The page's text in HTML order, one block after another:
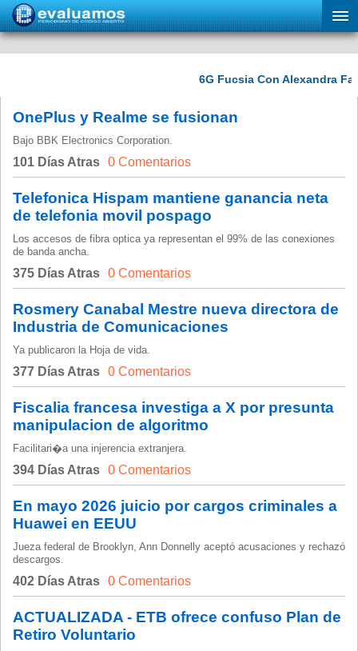
OnePlus y Realme se fusionan
Bajo BBK Electronics Corporation.
101 Días Atras 0 Comentarios
Telefonica Hispam mantiene ganancia neta
de telefonia movil pospago
Los accesos de fibra optica ya representan el 99% de las conexiones
de banda ancha.
375 Días Atras 0 Comentarios
Rosmery Canabal Mestre nueva directora de
Industria de Comunicaciones
Ya publicaron la Hoja de vida.
377 Días Atras 0 Comentarios
Fiscalia francesa investiga a X por presunta
manipulacion de algoritmo
Facilitari�a una injerencia extranjera.
394 Días Atras 0 Comentarios
En mayo 2026 juicio por cargos criminales a
Huawei en EEUU
Jueza federal de Brooklyn, Ann Donnelly aceptó acusaciones y rechazó
descargos.
402 Días Atras 0 Comentarios
ACTUALIZADA - ETB ofrece confuso Plan de
Retiro Voluntario